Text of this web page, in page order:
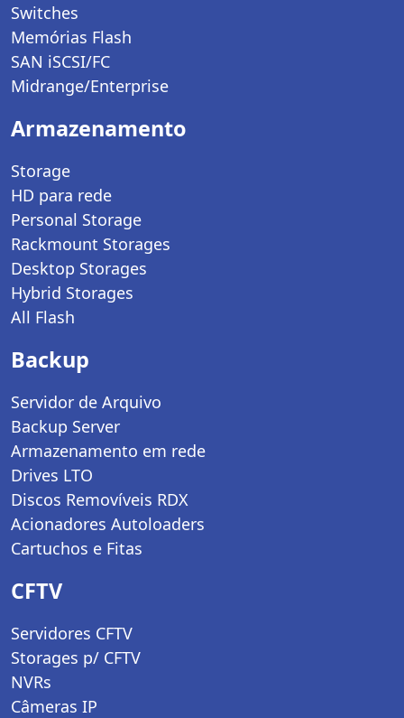
Switches
Memórias Flash
SAN iSCSI/FC
Midrange/Enterprise
Armazenamento
Storage
HD para rede
Personal Storage
Rackmount Storages
Desktop Storages
Hybrid Storages
All Flash
Backup
Servidor de Arquivo
Backup Server
Armazenamento em rede
Drives LTO
Discos Removíveis RDX
Acionadores Autoloaders
Cartuchos e Fitas
CFTV
Servidores CFTV
Storages p/ CFTV
NVRs
Câmeras IP